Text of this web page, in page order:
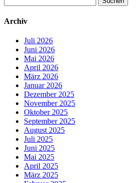
nach:
Archiv
Juli 2026
Juni 2026
Mai 2026
April 2026
März 2026
Januar 2026
Dezember 2025
November 2025
Oktober 2025
September 2025
August 2025
Juli 2025
Juni 2025
Mai 2025
April 2025
März 2025